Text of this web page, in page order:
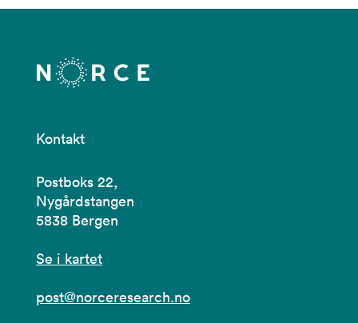
Kontakt
Postboks 22,
Nygårdstangen
5838 Bergen
Se i kartet
post@norceresearch.no